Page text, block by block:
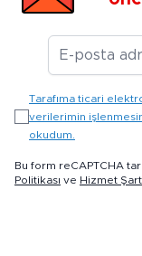
Tarafıma ticari
verilerimin
okudum.
Bu form reCAPTCHA
Politikası ve Hizmet